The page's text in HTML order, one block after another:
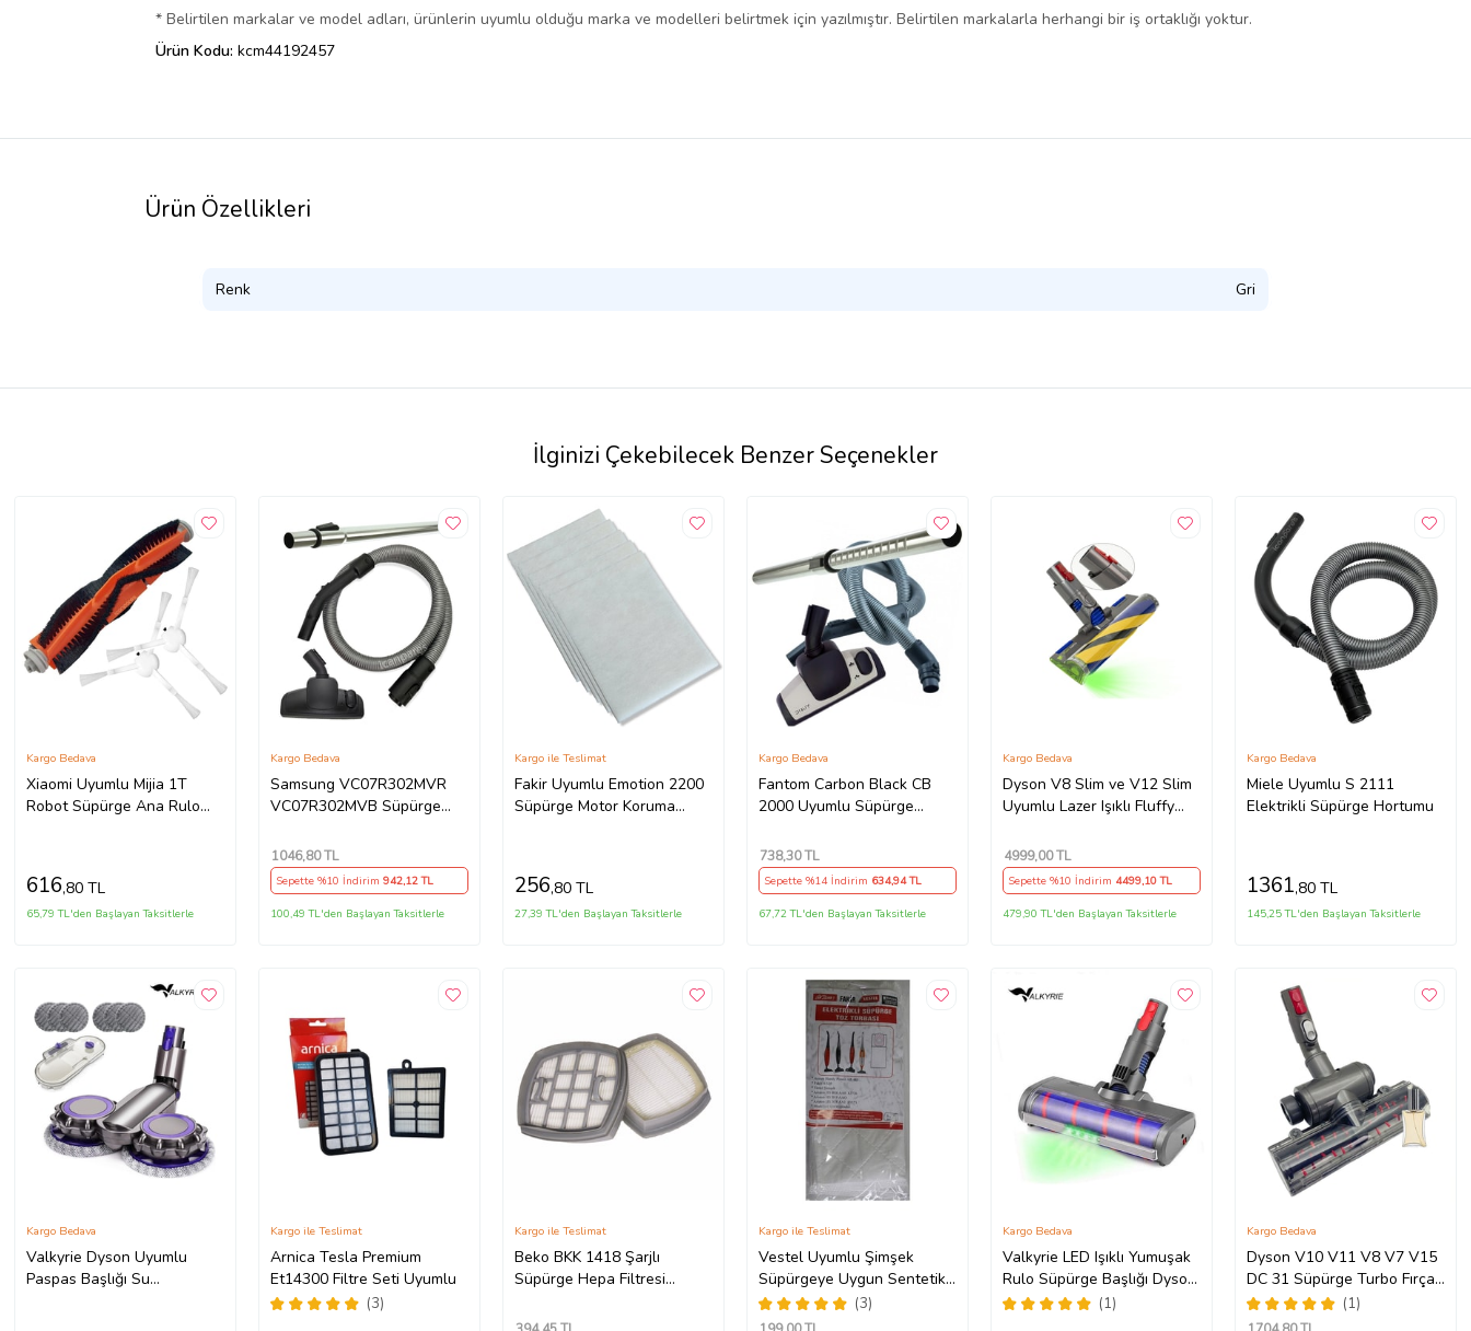
* Belirtilen markalar ve model adları, ürünlerin uyumlu olduğu marka ve modelleri belirtmek için yazılmıştır. Belirtilen markalarla herhangi bir iş ortaklığı yoktur.
Ürün Kodu: kcm44192457
Ürün Özellikleri
Renk Gri
İlginizi Çekebilecek Benzer Seçenekler
Xiaomi Uyumlu Mijia 1T
Robot Süpürge Ana Rulo
Kargo Bedava
616,80 TL
65,79 TL'den Başlayan Taksitlerle
Samsung VC07R302MVR
VC07R302MVB Süpürge
Kargo Bedava
1046,80 TL
Sepette %10 İndirim 942,12 TL
100,49 TL'den Başlayan Taksitlerle
Fakir Uyumlu Emotion 2200
Süpürge Motor Koruma
Kargo ile Teslimat
256,80 TL
27,39 TL'den Başlayan Taksitlerle
Fantom Carbon Black CB
2000 Uyumlu Süpürge
Teleskopik Borusu
Kargo Bedava
738,30 TL
Sepette %14 İndirim 634,94 TL
67,72 TL'den Başlayan Taksitlerle
Dyson V8 Slim ve V12 Slim
Uyumlu Lazer Işıklı Fluffy
Kargo Bedava
4999,00 TL
Sepette %10 İndirim 4499,10 TL
479,90 TL'den Başlayan Taksitlerle
Miele Uyumlu S 2111
Elektrikli Süpürge Hortumu
Kargo Bedava
1361,80 TL
145,25 TL'den Başlayan Taksitlerle
Valkyrie Dyson Uyumlu
Paspas Başlığı Su
Kargo Bedava
Arnica Tesla Premium
Et14300 Filtre Seti Uyumlu
(3)
Kargo ile Teslimat
Beko BKK 1418 Şarjlı
Süpürge Hepa Filtresi
Kargo ile Teslimat
Vestel Uyumlu Şimşek
Süpürgeye Uygun Sentetik
Toz Torbası AYNI GÜN
ÜCRETSİZ KARGO
(3)
Kargo ile Teslimat
Valkyrie LED Işıklı Yumuşak
Rulo Süpürge Başlığı Dyson
V7/V8/V10/V11/V15
(1)
Kargo Bedava
Dyson V10 V11 V8 V7 V15
DC 31 Süpürge Turbo Fırçalı
Emici Başlığı
(1)
Kargo Bedava